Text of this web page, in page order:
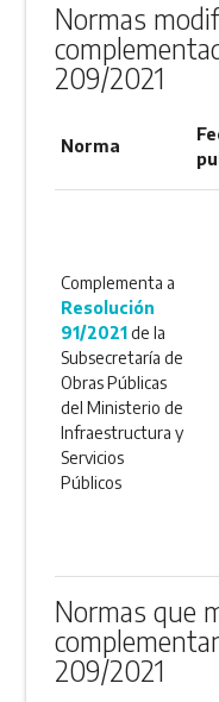
Normas
209/2021
Norma
Complementa a
Resolución
91/2021de la
Subsecretaría de
Obras Públicas
del Ministerio de
Infraestructura y
Servicios
Públicos
Normas que
209/2021